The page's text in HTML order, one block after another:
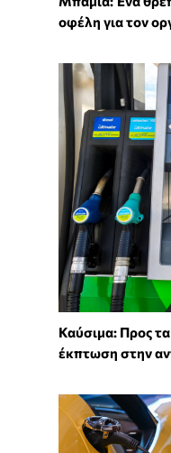
οφέλη για τον
Καύσιμα: Προς
έκπτωση στην